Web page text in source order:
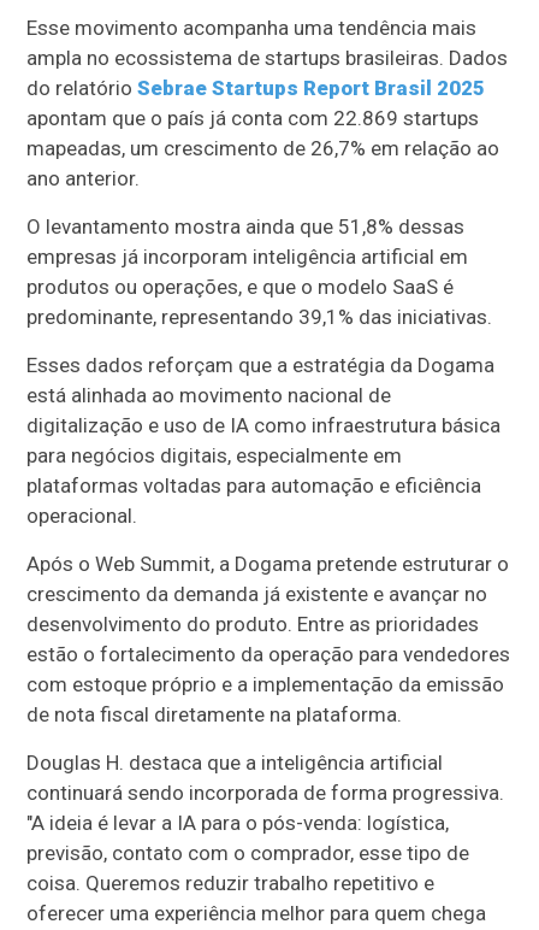
Esse movimento acompanha uma tendência mais
ampla no ecossistema de startups brasileiras. Dados
do relatórioSebrae Startups Report Brasil 2025
apontam que o país já conta com 22.869 startups
mapeadas, um crescimento de 26,7% em relação ao
ano anterior.
O levantamento mostra ainda que 51,8% dessas
empresas já incorporam inteligência artificial em
produtos ou operações, e que o modelo SaaS é
predominante, representando 39,1% das iniciativas.
Esses dados reforçam que a estratégia da Dogama
está alinhada ao movimento nacional de
digitalização e uso de IA como infraestrutura básica
para negócios digitais, especialmente em
plataformas voltadas para automação e eficiência
operacional.
Após o Web Summit, a Dogama pretende estruturar o
crescimento da demanda já existente e avançar no
desenvolvimento do produto. Entre as prioridades
estão o fortalecimento da operação para vendedores
com estoque próprio e a implementação da emissão
de nota fiscal diretamente na plataforma.
Douglas H. destaca que a inteligência artificial
continuará sendo incorporada de forma progressiva.
"A ideia é levar a IA para o pós-venda: logística,
previsão, contato com o comprador, esse tipo de
coisa. Queremos reduzir trabalho repetitivo e
oferecer uma experiência melhor para quem chega